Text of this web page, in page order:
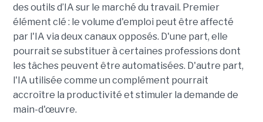
des outils d’IA sur le marché du travail. Premier
élément clé : le volume d'emploi peut être affecté
par l'IA via deux canaux opposés. D'une part, elle
pourrait se substituer à certaines professions dont
les tâches peuvent être automatisées. D'autre part,
l'IA utilisée comme un complément pourrait
accroître la productivité et stimuler la demande de
main-d'œuvre.